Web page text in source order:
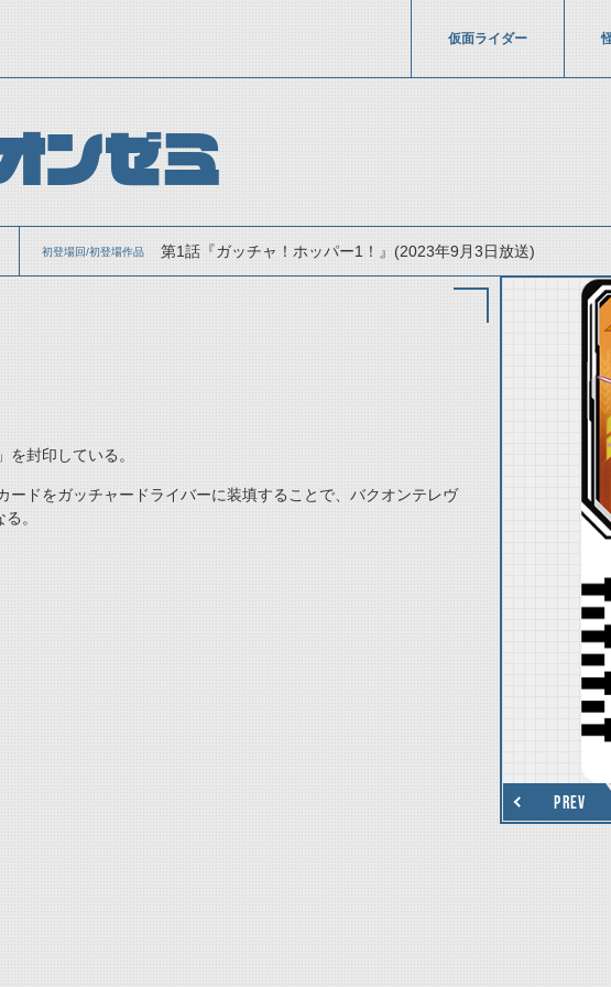
仮面ライダー
ンゼミ
初登場回/初登場作品 第1話『ガッチャ！ホッパー1！』(2023年9月3日放送)
を封印している。
ードをガッチャードライバーに装填することで、バクオンテレヴ
。
PREV